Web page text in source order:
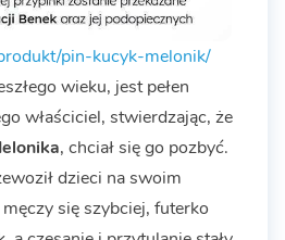
pin-kucyk-melonik/
wieku, jest pełen
właściciel, stwierdzając, że
, chciał się go pozbyć.
dzieci na swoim
się szybciej, futerko